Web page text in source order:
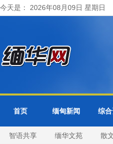
今天是： 2026年08月09日 星期日
首页 缅甸新闻 综
智语共享 缅华文苑 散